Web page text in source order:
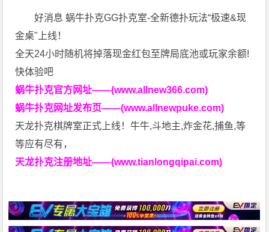
好消息 蜗牛扑克GG扑克室-全新德扑玩法“极速&现
金桌"上线！
全天24小时随机将掉落现金红包至牌局底池或玩家余额!
快体验吧
蜗牛扑克官方网址——(www.allnew366.com)
蜗牛扑克网址发布页——(www.allnewpuke.com)
天龙扑克棋牌室正式上线！牛牛,斗地主,炸金花,捕鱼,等
等应有尽有，
天龙扑克注册地址——(www.tianlongqipai.com)